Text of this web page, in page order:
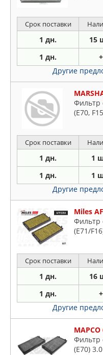
Срок поставки
1 дн. 15
1 дн. +
Другие
Фильтр
(E70,
Срок поставки
1 дн. 1
1 дн. 1
Другие
Miles
Фильтр
(E71/
Срок поставки
1 дн. 16
1 дн. +
Другие
MAPCO
Фильтр
(E70)